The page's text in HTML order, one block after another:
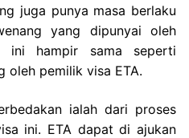
juga punya masa berlaku
yang dipunyai oleh
ini hampir sama seperti
oleh pemilik visa ETA.
ialah dari proses
ini. ETA dapat di ajukan